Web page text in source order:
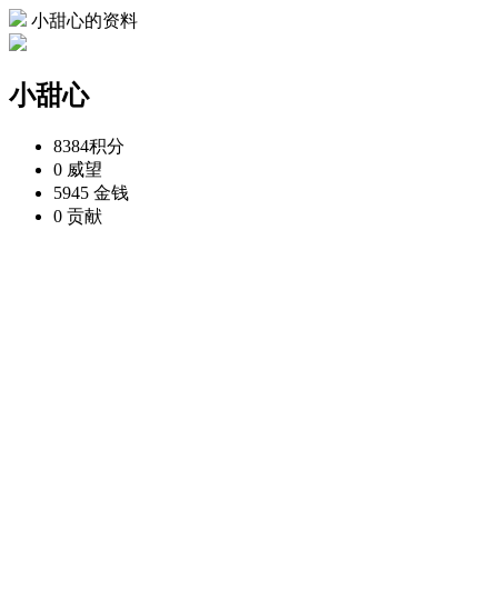
小甜心的资料
小甜心
8384积分
0 威望
5945 金钱
0 贡献